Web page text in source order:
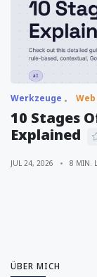
Werkzeuge Web
10 Stages
Explained
JUL 24, 2026 8 MIN.
ÜBER MICH